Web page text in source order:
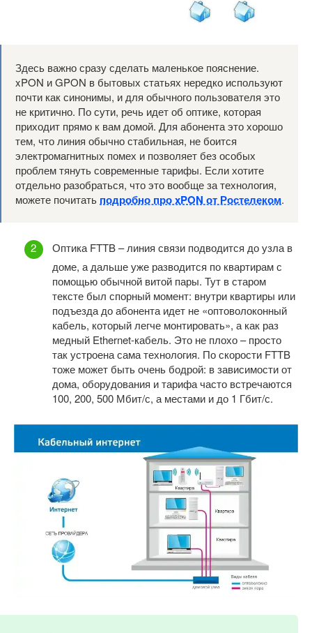
Здесь важно сразу сделать маленькое пояснение.
xPON и GPON в бытовых статьях нередко используют
почти как синонимы, и для обычного пользователя это
не критично. По сути, речь идет об оптике, которая
приходит прямо к вам домой. Для абонента это хорошо
тем, что линия обычно стабильная, не боится
электромагнитных помех и позволяет без особых
проблем тянуть современные тарифы. Если хотите
отдельно разобраться, что это вообще за технология,
можете почитать подробно про xPON от Ростелеком.
Оптика FTTB – линия связи подводится до узла в
доме, а дальше уже разводится по квартирам с
помощью обычной витой пары. Тут в старом
тексте был спорный момент: внутри квартиры или
подъезда до абонента идет не «оптоволоконный
кабель, который легче монтировать», а как раз
медный Ethernet-кабель. Это не плохо – просто
так устроена сама технология. По скорости FTTB
тоже может быть очень бодрой: в зависимости от
дома, оборудования и тарифа часто встречаются
100, 200, 500 Мбит/с, а местами и до 1 Гбит/с.